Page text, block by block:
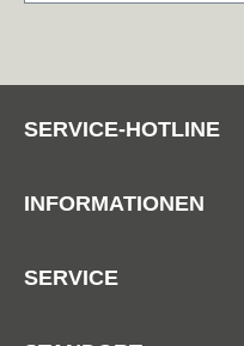
SERVICE-HOTLINE
INFORMATIONEN
SERVICE